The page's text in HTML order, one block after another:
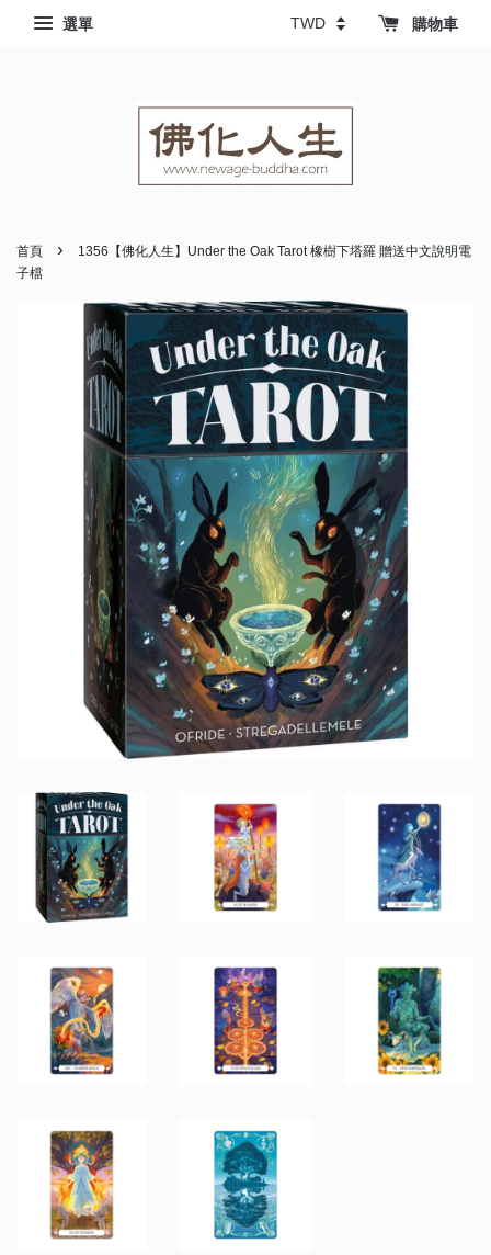
選單 購物車
首頁 ›
1356【佛化人生】Under the Oak Tarot 橡樹下塔羅 贈送中文說明電
子檔